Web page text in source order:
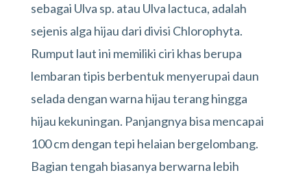
sebagai Ulva sp. atau Ulva lactuca, adalah
sejenis alga hijau dari divisi Chlorophyta.
Rumput laut ini memiliki ciri khas berupa
lembaran tipis berbentuk menyerupai daun
selada dengan warna hijau terang hingga
hijau kekuningan. Panjangnya bisa mencapai
100 cm dengan tepi helaian bergelombang.
Bagian tengah biasanya berwarna lebih